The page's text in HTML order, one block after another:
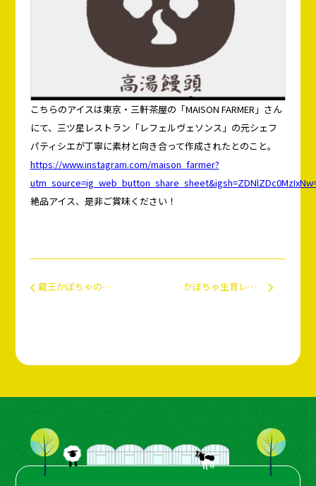
こちらのアイスは東京・三軒茶屋の「MAISON FARMER」さん
にて、三ツ星レストラン「レフェルヴェソンス」の元シェフ
パティシエが丁寧に素材と向き合って作成されたとのこと。
https://www.instagram.com/maison_farmer?
絶品アイス、是非ご賞味ください！
投稿ナビゲーション
蔵王かぼちゃの活用事例：アレルギー対応離乳食 かぼちゃ生育レポート：定植完了！